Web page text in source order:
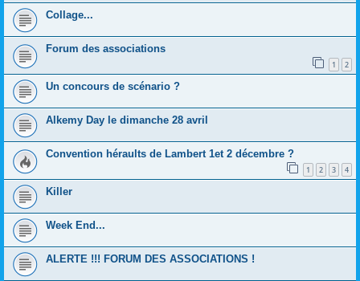
Collage...
Forum des associations
1 2
Un concours de scénario ?
Alkemy Day le dimanche 28 avril
Convention héraults de Lambert 1et 2 décembre ?
1 2 3 4
Killer
Week End...
ALERTE !!! FORUM DES ASSOCIATIONS !